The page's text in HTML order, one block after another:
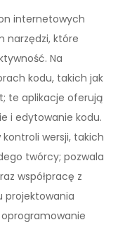
internetowych
narzędzi, które
Na
kodu, takich jak
te aplikacje oferują
i edytowanie kodu.
wersji, takich
twórcy; pozwala
współpracę z
projektowania